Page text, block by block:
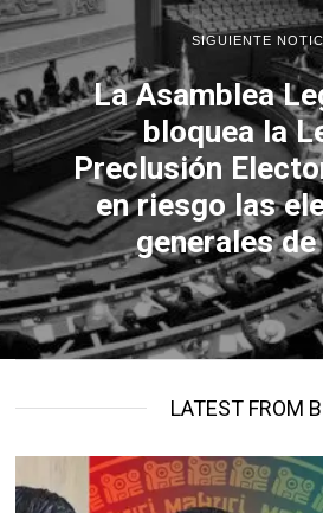
SIGUIENTE
La Asamblea
bloquea la
Preclusión
en riesgo las
generales
LATEST FROM